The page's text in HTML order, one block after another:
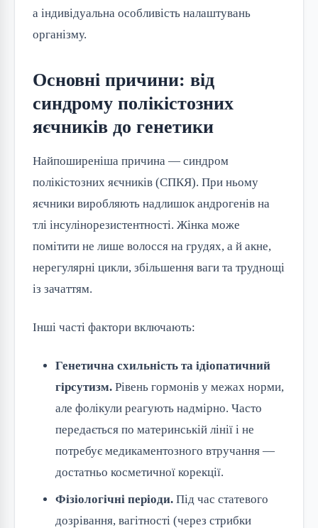
а індивідуальна особливість налаштувань
організму.
Основні причини: від
синдрому полікістозних
яєчників до генетики
Найпоширеніша причина — синдром
полікістозних яєчників (СПКЯ). При ньому
яєчники виробляють надлишок андрогенів на
тлі інсулінорезистентності. Жінка може
помітити не лише волосся на грудях, а й акне,
нерегулярні цикли, збільшення ваги та труднощі
із зачаттям.
Інші часті фактори включають:
Генетична схильність та ідіопатичний
гірсутизм. Рівень гормонів у межах норми,
але фолікули реагують надмірно. Часто
передається по материнській лінії і не
потребує медикаментозного втручання —
достатньо косметичної корекції.
Фізіологічні періоди. Під час статевого
дозрівання, вагітності (через стрибки